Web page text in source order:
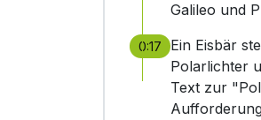
Galileo und
0:17
Ein Eisbär
Polarlichter
Text zur